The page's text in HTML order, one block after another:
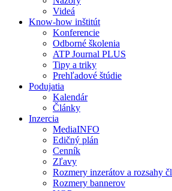
Videá
Know-how inštitút
Konferencie
Odborné školenia
ATP Journal PLUS
Tipy a triky
Prehľadové štúdie
Podujatia
Kalendár
Články
Inzercia
MediaINFO
Edičný plán
Cenník
Zľavy
Rozmery inzerátov a rozsahy
Rozmery bannerov